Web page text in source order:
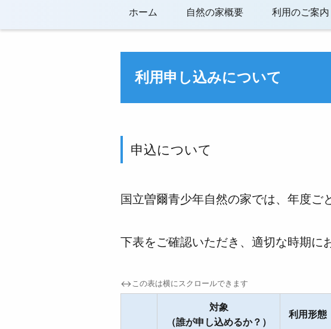
ホーム 自然の家概要 利用のご案内
利用申し込みについて
申込について
国立曽爾青少年自然の家では、年度ご
下表をご確認いただき、適切な時期に
↔この表は横にスクロールできます
対象
（誰が申し込めるか？）
利用形態